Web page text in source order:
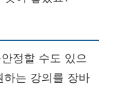
정할 수도 있으
하는 강의를 장바